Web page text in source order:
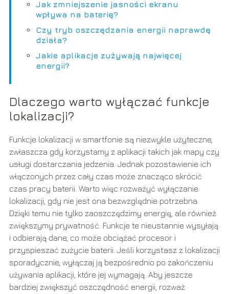
Jak zmniejszenie jasności ekranu
wpływa na baterię?
Czy tryb oszczędzania energii naprawdę
działa?
Jakie aplikacje zużywają najwięcej
energii?
Dlaczego warto wyłączać funkcje
lokalizacji?
Funkcje lokalizacji w smartfonie są niezwykle użyteczne,
zwłaszcza gdy korzystamy z aplikacji takich jak mapy czy
usługi dostarczania jedzenia. Jednak pozostawienie ich
włączonych przez cały czas może znacząco skrócić
czas pracy baterii. Warto więc rozważyć wyłączanie
lokalizacji, gdy nie jest ona bezwzględnie potrzebna.
Dzięki temu nie tylko zaoszczędzimy energię, ale również
zwiększymy prywatność. Funkcje te nieustannie wysyłają
i odbierają dane, co może obciążać procesor i
przyspieszać zużycie baterii. Jeśli korzystasz z lokalizacji
sporadycznie, wyłączaj ją bezpośrednio po zakończeniu
używania aplikacji, które jej wymagają. Aby jeszcze
bardziej zwiększyć oszczędność energii, rozważ